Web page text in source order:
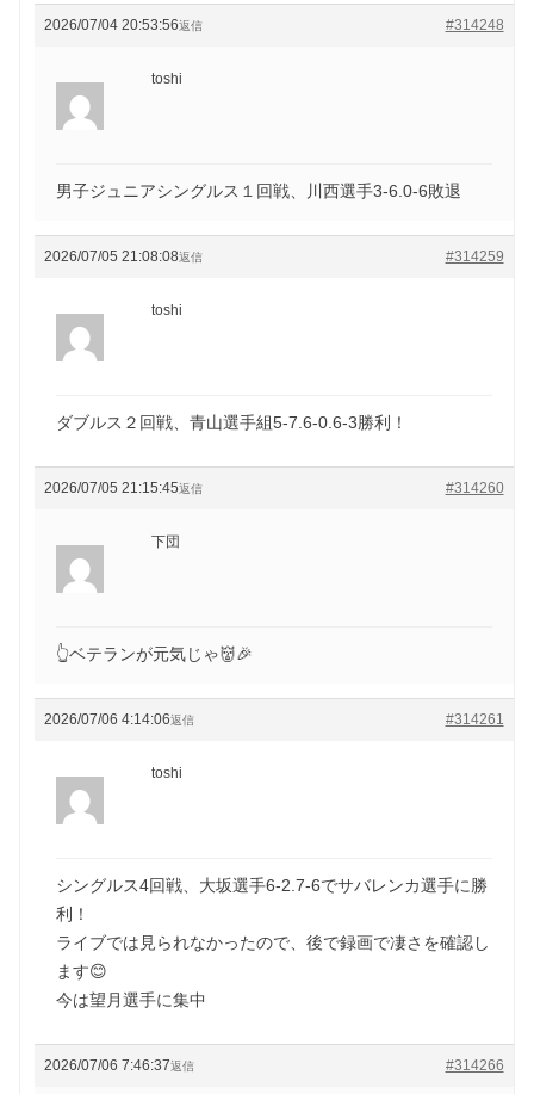
2026/07/04 20:53:56 #314248
返信
toshi
男子ジュニアシングルス１回戦、川西選手3-6.0-6敗退
2026/07/05 21:08:08 #314259
返信
toshi
ダブルス２回戦、青山選手組5-7.6-0.6-3勝利！
2026/07/05 21:15:45 #314260
返信
下団
👆ベテランが元気じゃ👹🎉
2026/07/06 4:14:06 #314261
返信
toshi
シングルス4回戦、大坂選手6-2.7-6でサバレンカ選手に勝
利！
ライブでは見られなかったので、後で録画で凄さを確認し
ます😊
今は望月選手に集中
2026/07/06 7:46:37 #314266
返信